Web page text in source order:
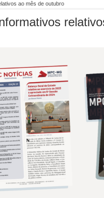
ao mês de outubro